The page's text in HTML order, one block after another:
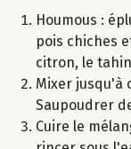
Houmous :
pois chiches
citron, le
Mixer jusqu'à
Saupoudrer
Cuire le